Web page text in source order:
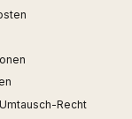
Recht